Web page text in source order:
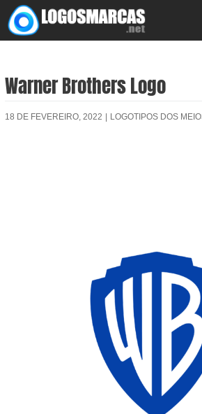
Skip
to
Warner Brothers Logo
18 DE FEVEREIRO, 2022 LOGOTIPOS DOS